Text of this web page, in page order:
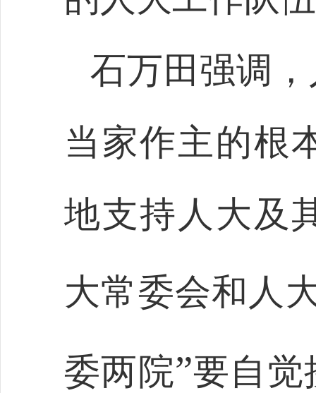
石万田强调
当家作主的根
地支持人大及
大常委会和人
委两院”要自觉